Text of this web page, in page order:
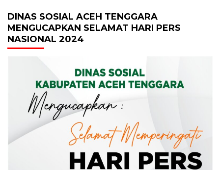
DINAS SOSIAL ACEH TENGGARA
MENGUCAPKAN SELAMAT HARI PERS
NASIONAL 2024